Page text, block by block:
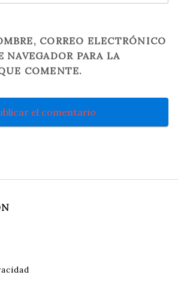
CORREO ELECTRÓNICO
NAVEGADOR PARA LA
COMENTE.